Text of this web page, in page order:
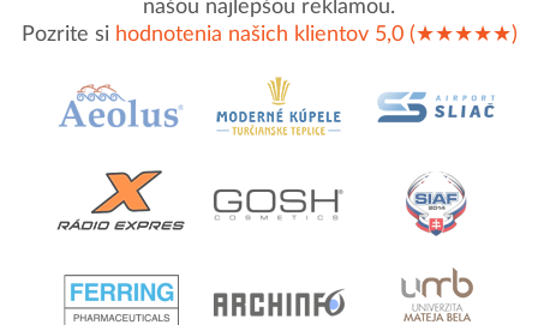
našou najlepšou reklamou.
Pozrite si hodnotenia našich klientov 5,0 (★★★★★)